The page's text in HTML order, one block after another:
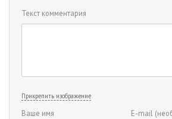
Текст комментария
Прикрепить изображение
Ваше имя E-mail